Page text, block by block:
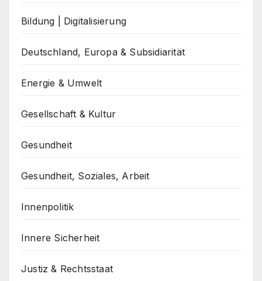
Bildung | Digitalisierung
Deutschland, Europa & Subsidiarität
Energie & Umwelt
Gesellschaft & Kultur
Gesundheit
Gesundheit, Soziales, Arbeit
Innenpolitik
Innere Sicherheit
Justiz & Rechtsstaat